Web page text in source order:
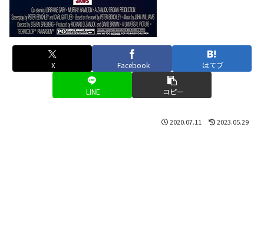
X Facebook はてブ
LINE コピー
2020.07.11 2023.05.29